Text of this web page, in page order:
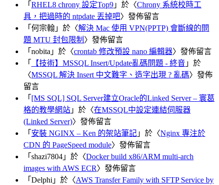
「 RHEL8 chrony 設定Top9 」於〈Chrony 系統校時工
具，把過時的 ntpdate 丟掉吧〉發佈留言
「 何宗翰 」於〈解決 Mac 使用 VPN(PPTP) 會斷線的問
題 MTU 封包限制 〉發佈留言
「 nobita 」於〈crontab 修改預設 nano 編輯器〉發佈留言
「
【技術】MSSQL Insert/Update亂碼問題 - 終音 」於
〈MSSQL 解決 Insert 中文難字、造字出現 ? 亂碼〉發佈
留言
「 [MS SQL] SQL Server建立Oracle的Linked Server – 寰葛
格的教學網站 」於〈在MSSQL中設定連結伺服器
(Linked Server)〉發佈留言
「 安裝 NGINX – Ken 的架站筆記 」於〈Nginx 專注於
CDN 的 PageSpeed module〉發佈留言
「 shazi7804 」於〈Docker build x86/ARM multi-arch
images with AWS ECR〉發佈留言
「 Delphi 」於〈AWS Transfer Family with SFTP Service by